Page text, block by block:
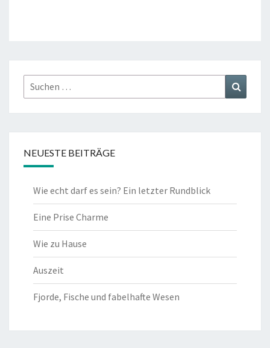
Suchen
nach:
NEUESTE BEITRÄGE
Wie echt darf es sein? Ein letzter Rundblick
Eine Prise Charme
Wie zu Hause
Auszeit
Fjorde, Fische und fabelhafte Wesen